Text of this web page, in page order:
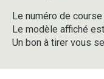
Le numéro de
Le modèle affiché
Un bon à tirer vous